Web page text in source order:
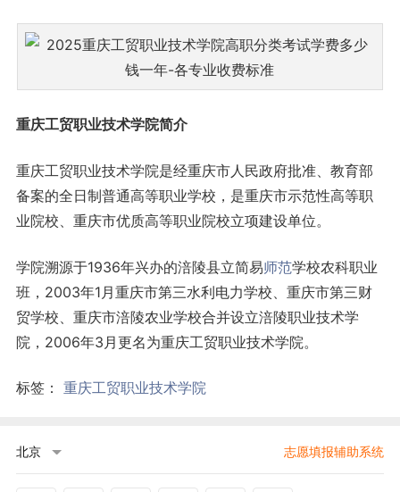
重庆工贸职业技术学院简介
重庆工贸职业技术学院是经重庆市人民政府批准、教育部
备案的全日制普通高等职业学校，是重庆市示范性高等职
业院校、重庆市优质高等职业院校立项建设单位。
学院溯源于1936年兴办的涪陵县立简易师范学校农科职业
班，2003年1月重庆市第三水利电力学校、重庆市第三财
贸学校、重庆市涪陵农业学校合并设立涪陵职业技术学
院，2006年3月更名为重庆工贸职业技术学院。
标签： 重庆工贸职业技术学院
北京 志愿填报辅助系统